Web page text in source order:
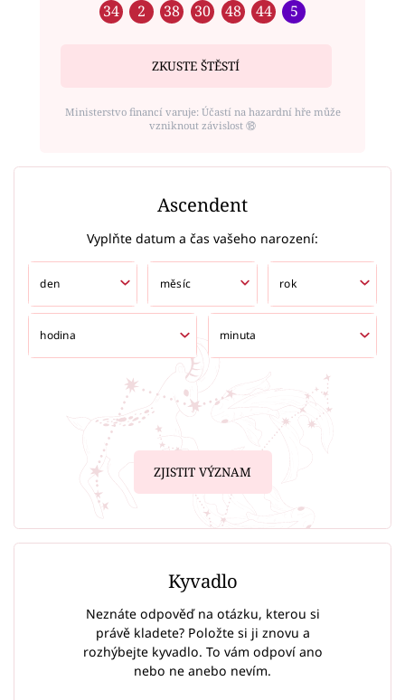
34 2 38 30 48 44 5
ZKUSTE ŠTĚSTÍ
Ministerstvo financí varuje: Účastí na hazardní hře může
vzniknout závislost ⑱
Ascendent
Vyplňte datum a čas vašeho narození:
ZJISTIT VÝZNAM
Kyvadlo
Neznáte odpověď na otázku, kterou si
právě kladete? Položte si ji znovu a
rozhýbejte kyvadlo. To vám odpoví ano
nebo ne anebo nevím.